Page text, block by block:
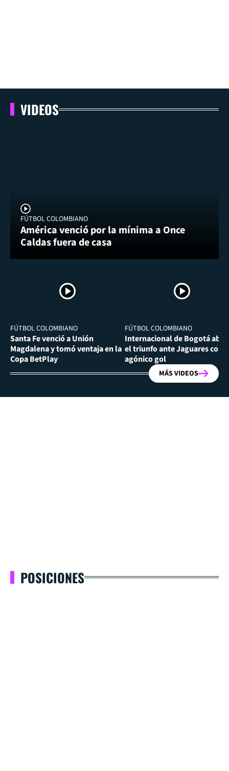
VIDEOS
FÚTBOL COLOMBIANO
América venció por la mínima a Once
Caldas fuera de casa
FÚTBOL COLOMBIANO
Santa Fe venció a Unión
Magdalena y tomó ventaja en la
Copa BetPlay
FÚTBOL COLOMBIANO
Internacional de Bogotá
el triunfo ante Jaguares con
agónico gol
MÁS VIDEOS
POSICIONES